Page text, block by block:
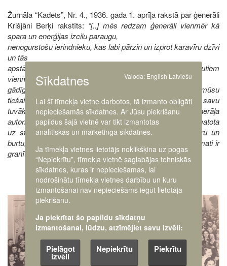
Žurnāla “Kadets”, Nr. 4., 1936. gada 1. aprīļa rakstā par ģenerāli
Krišjāni Berķi rakstīts: “[..] mēs redzam ģenerāli vienmēr kā
spara un enerģijas izcilu paraugu,
nenogurstošu ierindnieku, kas labi pārzin un izprot karavīru dzīvi
un tās
apstākļus. Izpalīdzīgs un sirsnīgs, par saviem pakļautiem
vienmēr tēvišķi
gādīgs un atsaucīgs — īsts latvju sirdscilvēks — tāds mūsu
tiešais priekšnieks un dzīves vadītājs iespiedies ne vien savu
tuvāko karavīru, bet it visās latvju karavīru sirdīs. Ģenerāļa
autoritāte un cieņa, kāda pret viņu mājo karavīros, nav pamatota
uz stingrumu un bardzību, nav pamatota uz likuma varu un
burtu, bet viņa autoritātei un cieņai pamatus — un šie pamati ir
granītcieti — licis mūsu tautas brīvības cīņu viesuļu laiks.”
Image
Sīkdatnes Valoda: English Latviešu
Lai šī tīmekļa vietne darbotos, tā izmanto obligāti
nepieciešamās sīkdatnes. Ar Jūsu piekrišanu
papildus šajā vietnē var tikt izmantotas
analītiskās un mārketinga sīkdatnes.
Ja tīmekļa vietnes lietotājs noklikšķina uz pogas
“Nepiekrītu”, tīmekļa vietnē saglabājas tehniskās
sīkdatnes, kuras ir nepieciešamas, lai
nodrošinātu tīmekļa vietnes darbību un kuru
izmantošanai nav nepieciešams iegūt lietotāja
piekrišanu.
Ja piekrītat šo papildu sīkdatņu
izmantošanai, lūdzu, atzīmējiet savu izvēli:
Pielāgot
izvēli
Nepiekrītu Piekrītu